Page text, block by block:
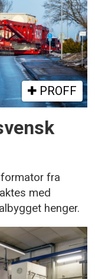
PROFF
fra
med
henger.